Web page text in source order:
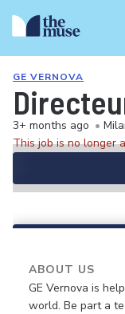
GE VERNOVA
3+ months ago •
This job is no longer
ABOUT US
GE Vernova is
world. Be part a